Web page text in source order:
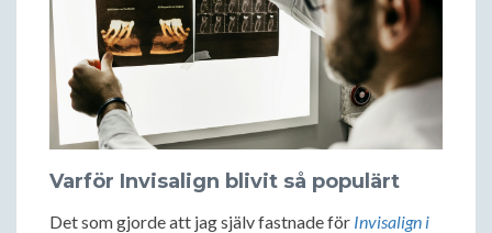
Varför Invisalign blivit så populärt
Det som gjorde att jag själv fastnade för Invisalign i